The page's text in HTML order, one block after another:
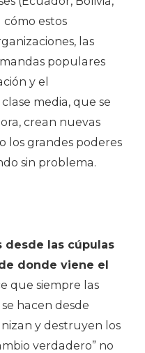
cómo estos
las
populares
y el
media, que se
crean nuevas
los grandes poderes
sin problema.
desde las cúpulas
donde viene el
que siempre las
hacen desde
y destruyen los
verdadero” no